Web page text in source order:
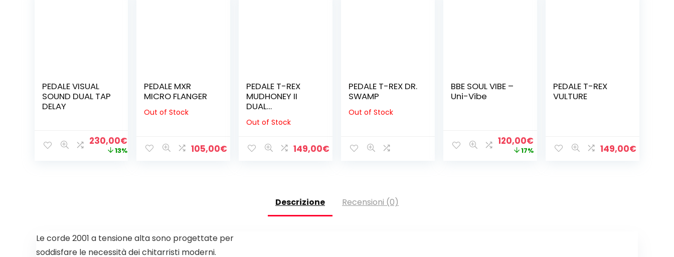
PEDALE VISUAL
SOUND DUAL TAP
DELAY
Il
prezzo
230,00€Il
prezzo
13%
PEDALE MXR
MICRO FLANGER
Out of Stock
105,00€
PEDALE T-REX
MUDHONEY II
DUAL
DISTORTION
Out of Stock
149,00€
PEDALE T-REX DR.
SWAMP
Out of Stock
BBE SOUL VIBE –
Uni-Vibe
Il
prezzo
120,00€
prezzo
17%
PEDALE T-REX
VULTURE
149,00€
Descrizione Recensioni (0)
Le corde 2001 a tensione alta sono progettate per
soddisfare le necessità dei chitarristi moderni.